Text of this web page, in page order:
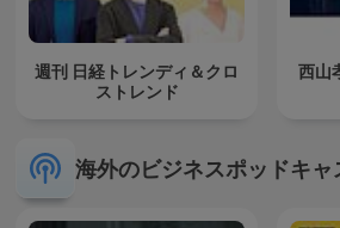
週刊 日経トレンディ＆クロ
ストレンド
西山
海外のビジネスポッドキャ